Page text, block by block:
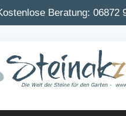
Beratung: 06872